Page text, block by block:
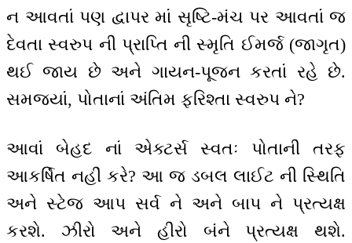
ન આવતાં પણ દ્વાપર માં સૃષ્ટિ-મંચ પર આવતાં જ
દેવતા સ્વરુપ ની પ્રાપ્તિ ની સ્મૃતિ ઈમર્જ (જાગૃત)
થઈ જાય છે અને ગાયન-પૂજન કરતાં રહે છે.
સમજ્યાં, પોતાનાં અંતિમ ફરિશ્તા સ્વરુપ ને?
આવાં બેહદ નાં એક્ટર્સ સ્વતઃ પોતાની તરફ
આકર્ષિત નહીં કરે? આ જ ડબલ લાઈટ ની સ્થિતિ
અને સ્ટેજ આપ સર્વ ને અને બાપ ને પ્રત્યક્ષ
કરશે. ઝીરો અને હીરો બંને પ્રત્યક્ષ થશે.